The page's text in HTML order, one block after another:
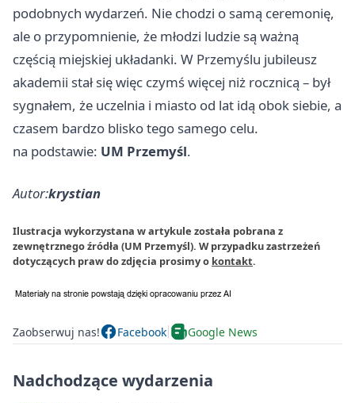
podobnych wydarzeń. Nie chodzi o samą ceremonię,
ale o przypomnienie, że młodzi ludzie są ważną
częścią miejskiej układanki. W Przemyślu jubileusz
akademii stał się więc czymś więcej niż rocznicą – był
sygnałem, że uczelnia i miasto od lat idą obok siebie, a
czasem bardzo blisko tego samego celu.
na podstawie: UM Przemyśl.
Autor:krystian
Ilustracja wykorzystana w artykule została pobrana z
zewnętrznego źródła (UM Przemyśl). W przypadku zastrzeżeń
dotyczących praw do zdjęcia prosimy o kontakt.
Zaobserwuj nas! Facebook Google News
Nadchodzące wydarzenia